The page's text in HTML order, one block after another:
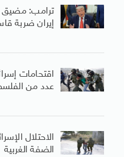
ترامب: مضيق
إيران ضربة
اقتحامات
عدد من
الضفة الغربية